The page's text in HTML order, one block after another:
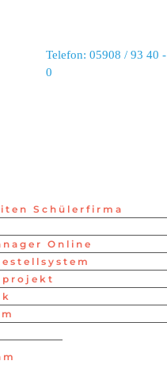
Telefon: 05908 / 93 40 -
0
Schulteam
Schülerfirma
Online